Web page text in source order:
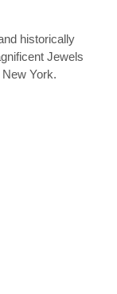
historically
Jewels
York.